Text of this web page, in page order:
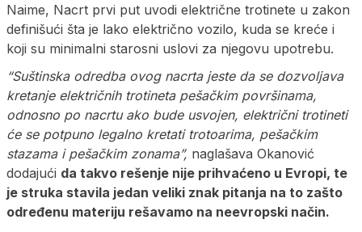
Naime, Nacrt prvi put uvodi električne trotinete u zakon
definišući šta je lako električno vozilo, kuda se kreće i
koji su minimalni starosni uslovi za njegovu upotrebu.
“Suštinska odredba ovog nacrta jeste da se dozvoljava
kretanje električnih trotineta pešačkim površinama,
odnosno po nacrtu ako bude usvojen, električni trotineti
će se potpuno legalno kretati trotoarima, pešačkim
stazama i pešačkim zonama”, naglašava Okanović
dodajući da takvo rešenje nije prihvaćeno u Evropi, te
je struka stavila jedan veliki znak pitanja na to zašto
određenu materiju rešavamo na neevropski način.